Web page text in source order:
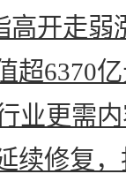
高开走弱
超6370
业更需
续修复